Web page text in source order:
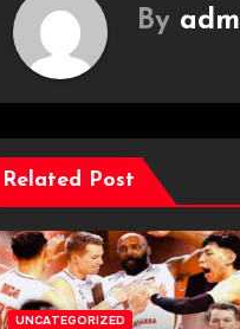
By
Related Post
UNCATEGORIZED